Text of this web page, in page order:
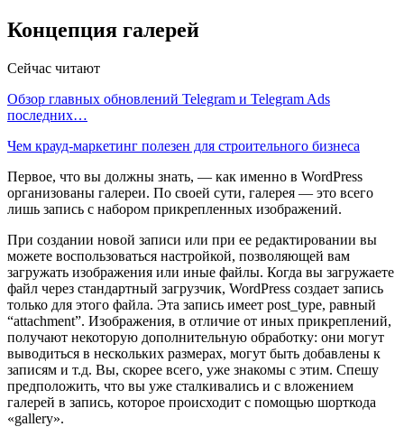
Концепция галерей
Сейчас читают
Обзор главных обновлений Telegram и Telegram Ads
последних…
Чем крауд-маркетинг полезен для строительного бизнеса
Первое, что вы должны знать, — как именно в WordPress
организованы галереи. По своей сути, галерея — это всего
лишь запись с набором прикрепленных изображений.
При создании новой записи или при ее редактировании вы
можете воспользоваться настройкой, позволяющей вам
загружать изображения или иные файлы. Когда вы загружаете
файл через стандартный загрузчик, WordPress создает запись
только для этого файла. Эта запись имеет post_type, равный
“attachment”. Изображения, в отличие от иных прикреплений,
получают некоторую дополнительную обработку: они могут
выводиться в нескольких размерах, могут быть добавлены к
записям и т.д. Вы, скорее всего, уже знакомы с этим. Спешу
предположить, что вы уже сталкивались и с вложением
галерей в запись, которое происходит с помощью шорткода
«gallery».